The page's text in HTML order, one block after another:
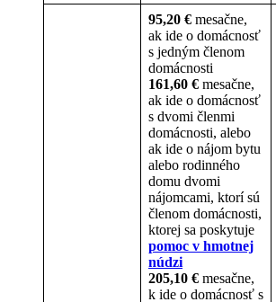
95,20 € mesačne,
ak ide o domácnosť
s jedným členom
domácnosti
161,60 € mesačne,
ak ide o domácnosť
s dvomi členmi
domácnosti, alebo
ak ide o nájom bytu
alebo rodinného
domu dvomi
nájomcami, ktorí sú
členom domácnosti,
ktorej sa poskytuje
pomoc v hmotnej
núdzi
205,10 € mesačne,
k ide o domácnosť s